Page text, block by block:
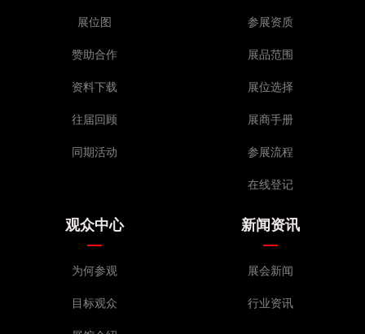
展位图
赞助合作
资料下载
往届回顾
同期活动
参展资质
展品范围
展位选择
展商手册
参展流程
在线登记
观众中心
为何参观
目标观众
新闻资讯
展会新闻
行业资讯